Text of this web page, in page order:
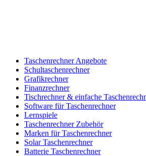
Taschenrechner Angebote
Schultaschenrechner
Grafikrechner
Finanzrechner
Tischrechner & einfache
Software für Taschenrechner
Lernspiele
Taschenrechner Zubehör
Marken für Taschenrechner
Solar Taschenrechner
Batterie Taschenrechner